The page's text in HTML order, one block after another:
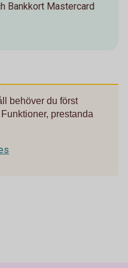
Bankkort Mastercard
behöver du först
prestanda